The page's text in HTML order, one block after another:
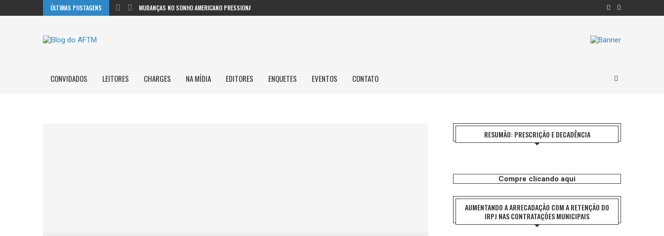
ÚLTIMAS POSTAGENS MUDANÇAS NO SONHO AMERICANO PRESSIONAM GESTORES PÚBLICOS NAS...
CONVIDADOS LEITORES CHARGES NA MÍDIA EDITORES ENQUETES EVENTOS CONTATO
RESUMÃO: PRESCRIÇÃO E DECADÊNCIA
Compre clicando aqui
AUMENTANDO A ARRECADAÇÃO COM A RETENÇÃO DO
IRPJ NAS CONTRATAÇÕES MUNICIPAIS